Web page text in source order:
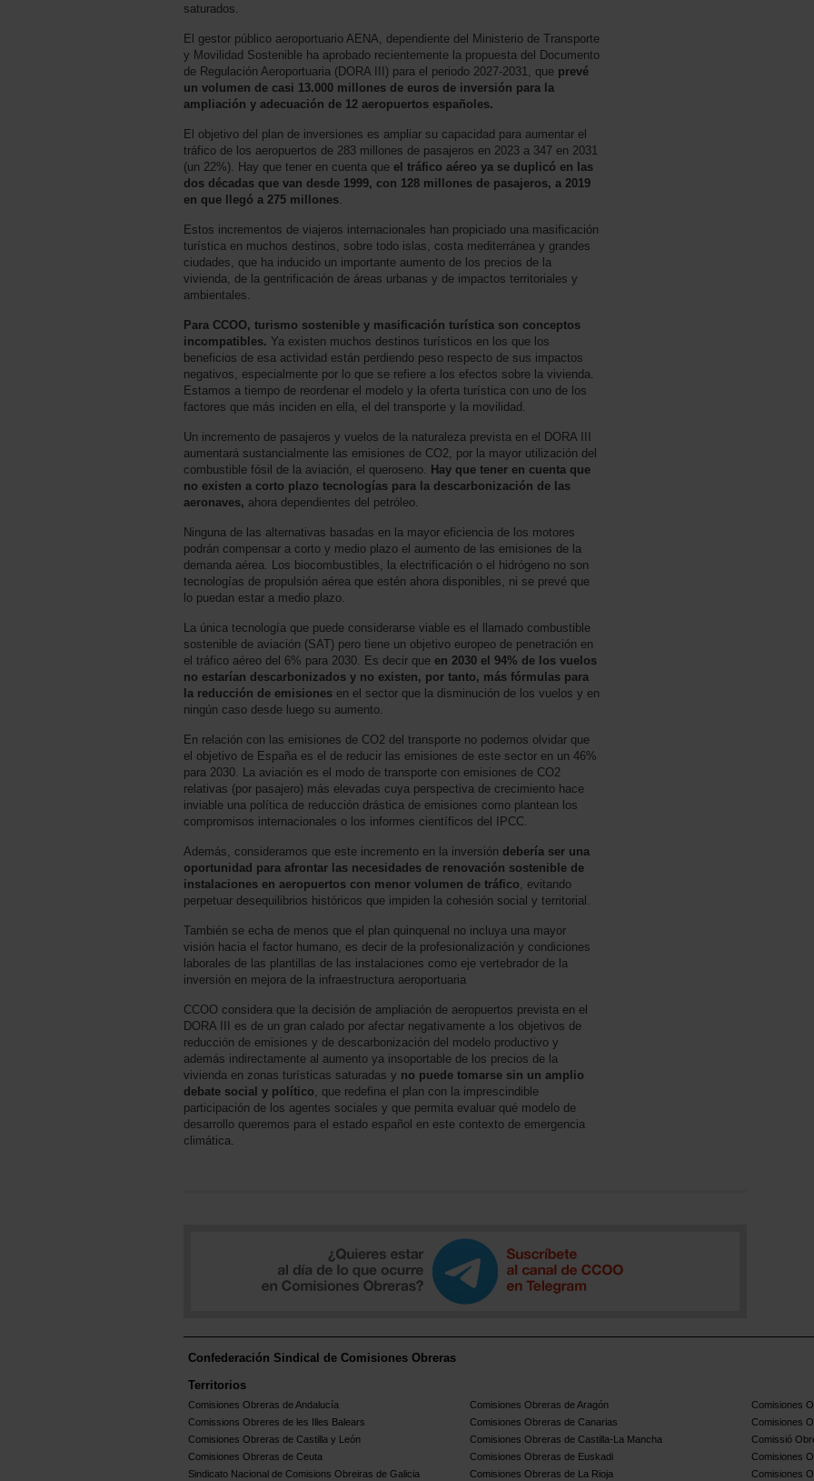
saturados.
El gestor público aeroportuario AENA, dependiente del Ministerio de Transporte
y Movilidad Sostenible ha aprobado recientemente la propuesta del Documento
de Regulación Aeroportuaria (DORA III) para el periodo 2027-2031, que prevé
un volumen de casi 13.000 millones de euros de inversión para la
ampliación y adecuación de 12 aeropuertos españoles.
El objetivo del plan de inversiones es ampliar su capacidad para aumentar el
tráfico de los aeropuertos de 283 millones de pasajeros en 2023 a 347 en 2031
(un 22%). Hay que tener en cuenta que el tráfico aéreo ya se duplicó en las
dos décadas que van desde 1999, con 128 millones de pasajeros, a 2019
en que llegó a 275 millones
Estos incrementos de viajeros internacionales han propiciado una masificación
turística en muchos destinos, sobre todo islas, costa mediterránea y grandes
ciudades, que ha inducido un importante aumento de los precios de la
vivienda, de la gentrificación de áreas urbanas y de impactos territoriales y
ambientales.
Para CCOO, turismo sostenible y masificación turística son conceptos
incompatibles. Ya existen muchos destinos turísticos en los que los
beneficios de esa actividad están perdiendo peso respecto de sus impactos
negativos, especialmente por lo que se refiere a los efectos sobre la vivienda.
Estamos a tiempo de reordenar el modelo y la oferta turística con uno de los
factores que más inciden en ella, el del transporte y la movilidad.
Un incremento de pasajeros y vuelos de la naturaleza prevista en el DORA III
aumentará sustancialmente las emisiones de CO2, por la mayor utilización del
combustible fósil de la aviación, el queroseno. Hay que tener en cuenta que
no existen a corto plazo tecnologías para la descarbonización de las
aeronaves, ahora dependientes del petróleo.
Ninguna de las alternativas basadas en la mayor eficiencia de los motores
podrán compensar a corto y medio plazo el aumento de las emisiones de la
demanda aérea. Los biocombustibles, la electrificación o el hidrógeno no son
tecnologías de propulsión aérea que estén ahora disponibles, ni se prevé que
lo puedan estar a medio plazo.
La única tecnología que puede considerarse viable es el llamado combustible
sostenible de aviación (SAT) pero tiene un objetivo europeo de penetración en
el tráfico aéreo del 6% para 2030. Es decir que en 2030 el 94% de los vuelos
no estarían descarbonizados y no existen, por tanto, más fórmulas para
la reducción de emisiones en el sector que la disminución de los vuelos y en
ningún caso desde luego su aumento.
En relación con las emisiones de CO2 del transporte no podemos olvidar que
el objetivo de España es el de reducir las emisiones de este sector en un 46%
para 2030. La aviación es el modo de transporte con emisiones de CO2
relativas (por pasajero) más elevadas cuya perspectiva de crecimiento hace
inviable una política de reducción drástica de emisiones como plantean los
compromisos internacionales o los informes científicos del IPCC.
Además, consideramos que este incremento en la inversión debería ser una
oportunidad para afrontar las necesidades de renovación sostenible de
instalaciones en aeropuertos con menor volumen de tráfico , evitando
perpetuar desequilibrios históricos que impiden la cohesión social y territorial.
También se echa de menos que el plan quinquenal no incluya una mayor
visión hacia el factor humano, es decir de la profesionalización y condiciones
laborales de las plantillas de las instalaciones como eje vertebrador de la
inversión en mejora de la infraestructura aeroportuaria
CCOO considera que la decisión de ampliación de aeropuertos prevista en el
DORA III es de un gran calado por afectar negativamente a los objetivos de
reducción de emisiones y de descarbonización del modelo productivo y
además indirectamente al aumento ya insoportable de los precios de la
vivienda en zonas turísticas saturadas y no puede tomarse sin un amplio
debate social y político , que redefina el plan con la imprescindible
participación de los agentes sociales y que permita evaluar qué modelo de
desarrollo queremos para el estado español en este contexto de emergencia
climática.
Confederación Sindical de Comisiones Obreras
Territorios
Comisiones Obreras de Andalucía Comisiones Obreras de Aragón
Comisiones
Comissions Obreres de les Illes Balears
Comisiones Obreras de Canarias
Comisiones
Comisiones Obreras de Castilla y León
Comisiones Obreras de Castilla-La Mancha
Comissió
Comisiones Obreras de Ceuta
Comisiones Obreras de Euskadi
Comisiones
Sindicato Nacional de Comisions Obreiras de Galicia
Comisiones Obreras de La Rioja Comisiones